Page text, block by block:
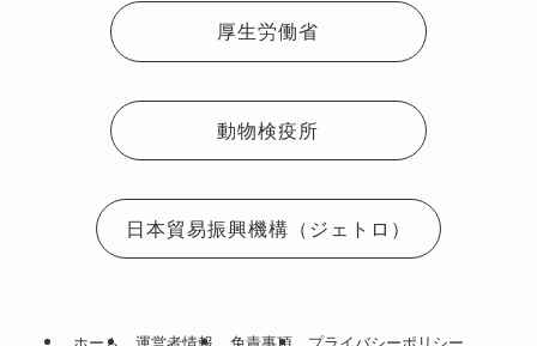
厚生労働省
動物検疫所
日本貿易振興機構（ジェトロ）